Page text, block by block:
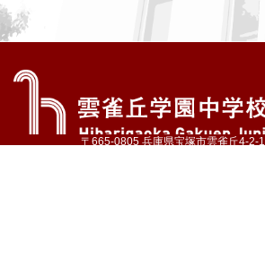
〒665-0805 兵庫県宝塚市雲雀丘4-2-1